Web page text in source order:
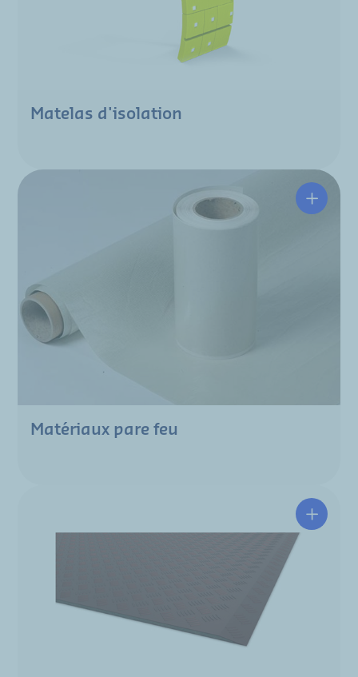
Matelas d'isolation
Matériaux pare feu